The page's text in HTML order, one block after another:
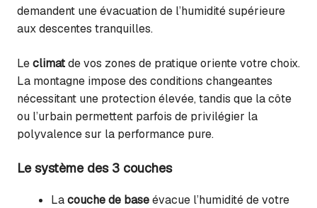
demandent une évacuation de l’humidité supérieure
aux descentes tranquilles.
Leclimatde vos zones de pratique oriente votre choix.
La montagne impose des conditions changeantes
nécessitant une protection élevée, tandis que la côte
ou l’urbain permettent parfois de privilégier la
polyvalence sur la performance pure.
Le système des 3 couches
Lacouche de baseévacue l’humidité de votre